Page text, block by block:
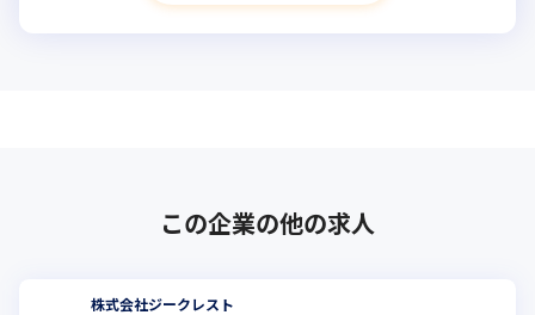
この企業の他の求人
株式会社ジークレスト